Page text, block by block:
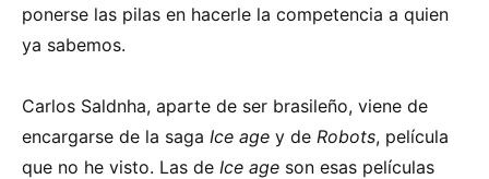
ponerse las pilas en hacerle la competencia a quien
ya sabemos.
Carlos Saldnha, aparte de ser brasileño, viene de
encargarse de la saga Ice age y de Robots, película
que no he visto. Las de Ice age son esas películas